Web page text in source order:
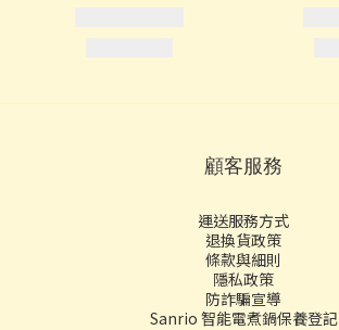
顧客服務
運送服務方式
退換貨政策
條款與細則
隱私政策
防詐騙宣導
Sanrio 智能電煮鍋保養登記